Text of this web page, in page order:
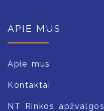
APIE MUS
Apie mus
Kontaktai
NT Rinkos apžvalgos